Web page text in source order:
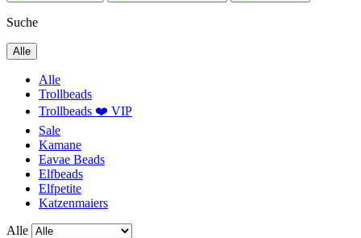
Suche
Alle
Alle
Trollbeads
Trollbeads ❤️ VIP
Sale
Kamane
Eavae Beads
Elfbeads
Elfpetite
Katzenmaiers
Alle